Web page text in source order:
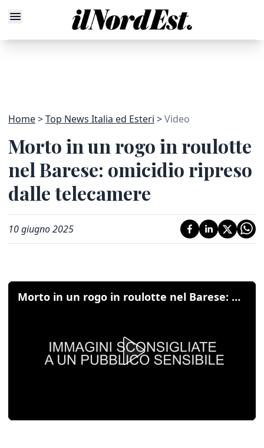
Home Top News Italia ed Esteri Video
Morto in un rogo in roulotte
nel Barese: omicidio ripreso
dalle telecamere
10 giugno 2025
Morto in un rogo in roulotte nel Barese: omicidio ripreso dalle telecamere